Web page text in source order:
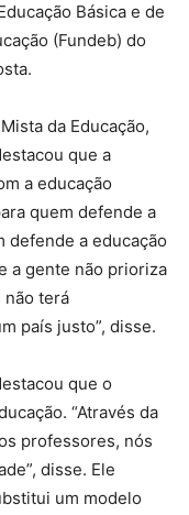
Básica e de
(Fundeb) do
da Educação,
que a
a educação
quem defende a
defende a educação
a gente não prioriza
não terá
país justo”, disse.
que o
“Através da
professores, nós
disse. Ele
um modelo